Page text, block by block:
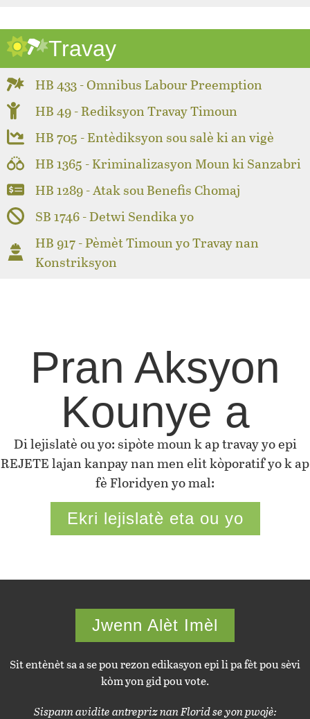
Travay
HB 433 - Omnibus Labour Preemption
HB 49 - Rediksyon Travay Timoun
HB 705 - Entèdiksyon sou salè ki an vigè
HB 1365 - Kriminalizasyon Moun ki Sanzabri
HB 1289 - Atak sou Benefis Chomaj
SB 1746 - Detwi Sendika yo
HB 917 - Pèmèt Timoun yo Travay nan
Konstriksyon
Pran Aksyon
Kounye a
Di lejislatè ou yo: sipòte moun k ap travay yo epi
REJETE lajan kanpay nan men elit kòporatif yo k ap
fè Floridyen yo mal:
Ekri lejislatè eta ou yo
Jwenn Alèt Imèl
Sit entènèt sa a se pou rezon edikasyon epi li pa fèt pou sèvi
kòm yon gid pou vote.
Sispann avidite antrepriz nan Florid se yon pwojè: